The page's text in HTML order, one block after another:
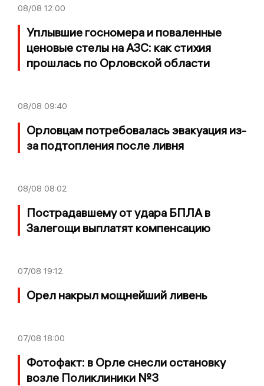
08/08 12:00
Уплывшие госномера и поваленные
ценовые стелы на АЗС: как стихия
прошлась по Орловской области
08/08 09:40
Орловцам потребовалась эвакуация из-
за подтопления после ливня
08/08 08:02
Пострадавшему от удара БПЛА в
Залегощи выплатят компенсацию
07/08 19:12
Орел накрыл мощнейший ливень
07/08 18:00
Фотофакт: в Орле снесли остановку
возле Поликлиники №3